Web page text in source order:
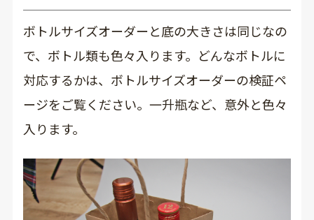
ボトルサイズオーダーと底の大きさは同じなの
で、ボトル類も色々入ります。どんなボトルに
対応するかは、 ボトルサイズオーダーの検証ペ
ージをご覧ください。一升瓶など、意外と色々
入ります。